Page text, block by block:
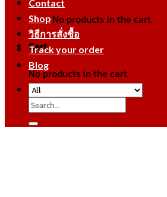
No products in the cart.
Cart
No products in the cart.
Contact
Shop
วิธีการสั่งซื้อ
Track your order
Blog
Search
for: